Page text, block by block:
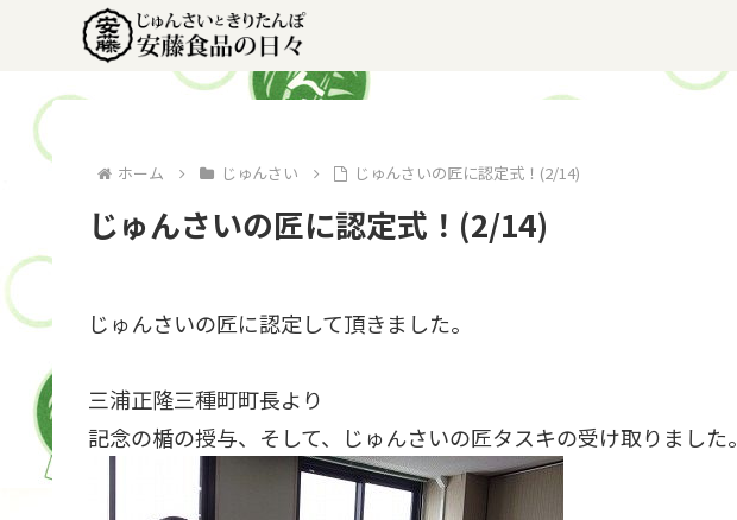
ホーム じゅんさい じゅんさいの匠に認定式！(2/14)
じゅんさいの匠に認定式！(2/14)
じゅんさいの匠に認定して頂きました。
三浦正隆三種町町長より
記念の楯の授与、そして、じゅんさいの匠タスキの受け取りました。